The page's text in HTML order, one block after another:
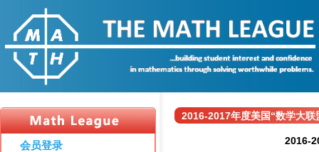
会员登录
2016-2017年度美国“数学大
2016-